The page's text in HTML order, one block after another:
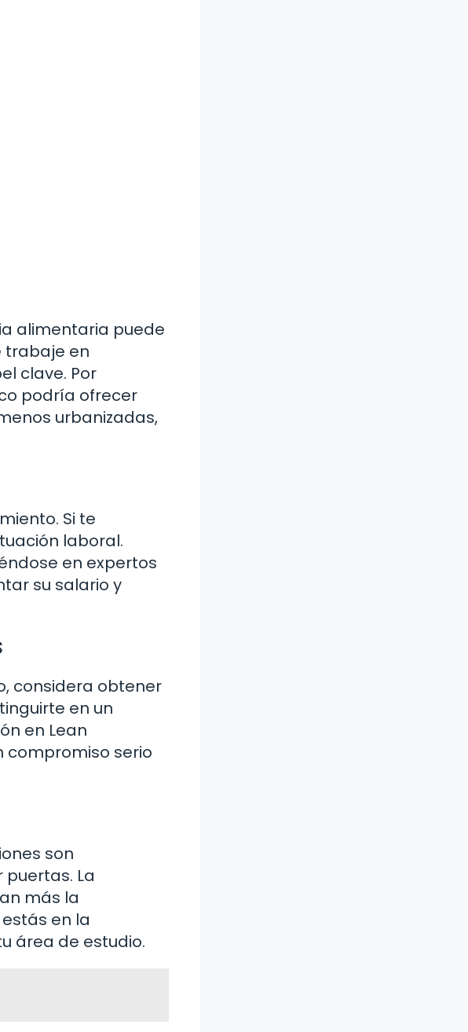
alimentaria puede
trabaje en
clave. Por
podría ofrecer
urbanizadas,
Si te
laboral.
en expertos
su salario y
considera obtener
en un
en Lean
compromiso serio
son
La
más la
en la
área de estudio.